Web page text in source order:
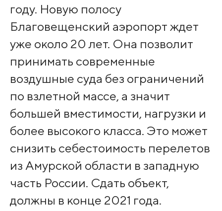
году. Новую полосу
Благовещенский аэропорт ждет
уже около 20 лет. Она позволит
принимать современные
воздушные суда без ограничений
по взлетной массе, а значит
большей вместимости, нагрузки и
более высокого класса. Это может
снизить себестоимость перелетов
из Амурской области в западную
часть России. Сдать объект,
должны в конце 2021 года.